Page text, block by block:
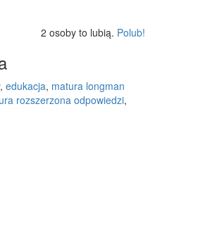
2 osoby to lubią. Polub!
, edukacja, matura longman
rozszerzona odpowiedzi,